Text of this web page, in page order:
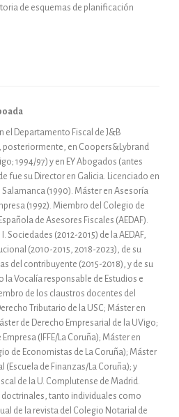
de esquemas de planificación
el Departamento Fiscal de J&B
posteriormente, en Coopers&Lybrand
1994/97) y en EY Abogados (antes
fue su Director en Galicia. Licenciado en
(1990). Máster en Asesoría
(1992). Miembro del Colegio de
de Asesores Fiscales (AEDAF).
Sociedades (2012-2015) de la AEDAF,
(2010-2015, 2018-2023), de su
del contribuyente (2015-2018), y de su
Vocalía responsable de Estudios e
de los claustros docentes del
Tributario de la USC; Máster en
de Derecho Empresarial de la UVigo;
(IFFE/La Coruña); Máster en
de Economistas de La Coruña); Máster
(Escuela de Finanzas/La Coruña); y
de la U. Complutense de Madrid.
tanto individuales como
de la revista del Colegio Notarial de